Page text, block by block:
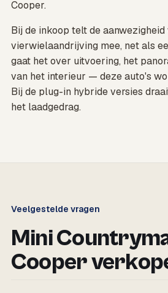
Cooper.
Bij de inkoop telt de
vierwielaandrijving mee, net als
gaat het over uitvoering, het
van het interieur — deze auto's
Bij de plug-in hybride versies
het laadgedrag.
Veelgestelde vragen
Mini
Cooper